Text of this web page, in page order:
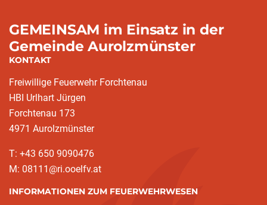
GEMEINSAM im Einsatz in der
Gemeinde Aurolzmünster
KONTAKT
Freiwillige Feuerwehr Forchtenau
HBI Urlhart Jürgen
Forchtenau 173
4971 Aurolzmünster
T: +43 650 9090476
M: 08111@ri.ooelfv.at
INFORMATIONEN ZUM FEUERWEHRWESEN